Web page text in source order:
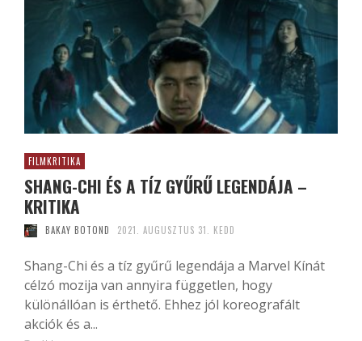
FILMKRITIKA
SHANG-CHI ÉS A TÍZ GYŰRŰ LEGENDÁJA –
KRITIKA
BAKAY BOTOND 2021. AUGUSZTUS 31. KEDD
Shang-Chi és a tíz gyűrű legendája a Marvel Kínát
célzó mozija van annyira független, hogy
különállóan is érthető. Ehhez jól koreografált
akciók és a...